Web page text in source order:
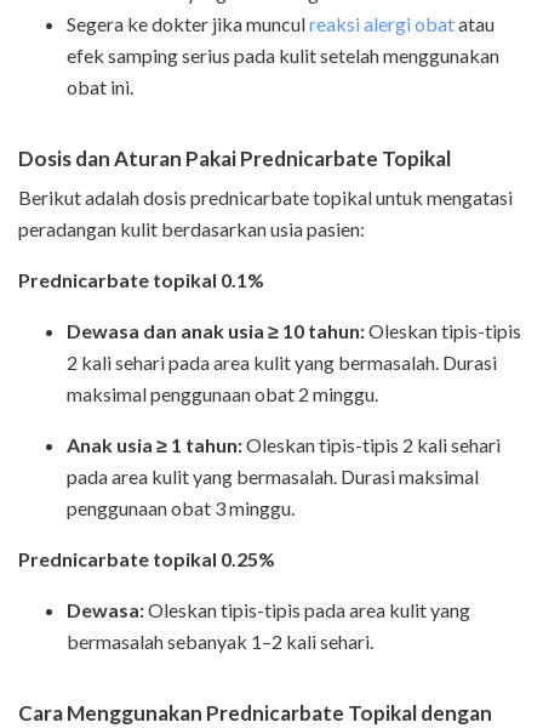
Segera ke dokter jika munculreaksi alergi obatatau
efek samping serius pada kulit setelah menggunakan
obat ini.
Dosis dan Aturan Pakai Prednicarbate Topikal
Berikut adalah dosis prednicarbate topikal untuk mengatasi
peradangan kulit berdasarkan usia pasien:
Prednicarbate topikal 0.1%
Dewasa dan anak usia ≥ 10 tahun:Oleskan tipis-tipis
2 kali sehari pada area kulit yang bermasalah. Durasi
maksimal penggunaan obat 2 minggu.
Anak usia ≥ 1 tahun:Oleskan tipis-tipis 2 kali sehari
pada area kulit yang bermasalah. Durasi maksimal
penggunaan obat 3 minggu.
Prednicarbate topikal 0.25%
Dewasa:Oleskan tipis-tipis pada area kulit yang
bermasalah sebanyak 1–2 kali sehari.
Cara Menggunakan Prednicarbate Topikal dengan